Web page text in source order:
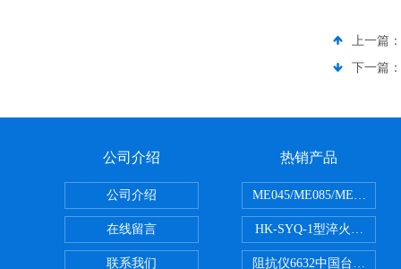
上一篇：
下一篇：
公司介绍
公司介绍
在线留言
联系我们
热销产品
ME045/ME085/ME150ME
HK-SYQ-1型淬火介质冷
阻抗仪6632中国台湾益和